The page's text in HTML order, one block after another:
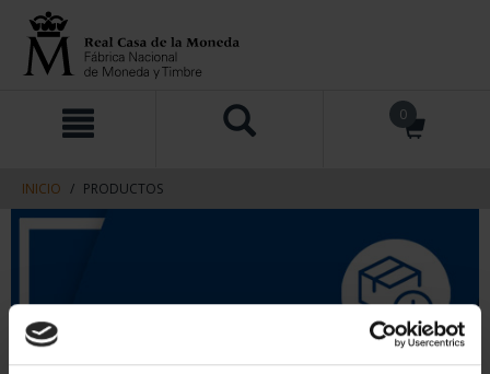
contenido
navegacin
0
INICIO PRODUCTOS